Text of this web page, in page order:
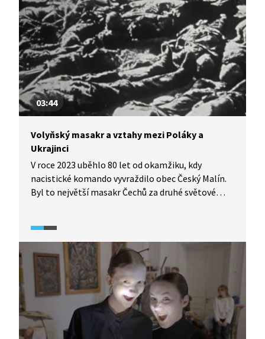
na Ukrajinu je český režisér Tomáš Dianiška.
03:44
Volyňský masakr a vztahy mezi Poláky a
Ukrajinci
V roce 2023 uběhlo 80 let od okamžiku, kdy
nacistické komando vyvraždilo obec Český Malín.
Byl to největší masakr Čechů za druhé světové
(ÚPA) proti koloně německých vozidel. Krvavé
výročí si připomněli i Poláci. Ti zase očekávají
ukrajinskou omluvu za protipolská zvěrstva z řad
příslušníků UPA.